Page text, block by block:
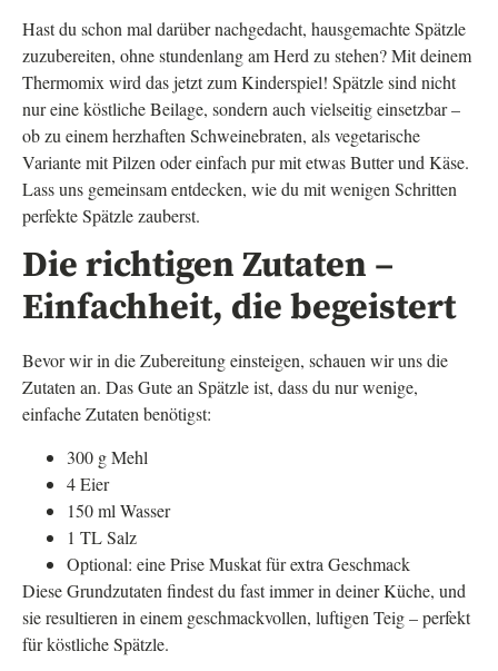
Hast du schon mal darüber nachgedacht, hausgemachte Spätzle
zuzubereiten, ohne stundenlang am Herd zu stehen? Mit deinem
Thermomix wird das jetzt zum Kinderspiel! Spätzle sind nicht
nur eine köstliche Beilage, sondern auch vielseitig einsetzbar –
ob zu einem herzhaften Schweinebraten, als vegetarische
Variante mit Pilzen oder einfach pur mit etwas Butter und Käse.
Lass uns gemeinsam entdecken, wie du mit wenigen Schritten
perfekte Spätzle zauberst.
Die richtigen Zutaten –
Einfachheit, die begeistert
Bevor wir in die Zubereitung einsteigen, schauen wir uns die
Zutaten an. Das Gute an Spätzle ist, dass du nur wenige,
einfache Zutaten benötigst:
300 g Mehl
4 Eier
150 ml Wasser
1 TL Salz
Optional: eine Prise Muskat für extra Geschmack
Diese Grundzutaten findest du fast immer in deiner Küche, und
sie resultieren in einem geschmackvollen, luftigen Teig – perfekt
für köstliche Spätzle.